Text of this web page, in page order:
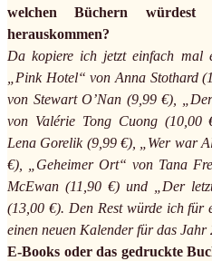
welchen Büchern würdest
herauskommen?
Da kopiere ich jetzt einfach mal
„Pink Hotel“ von Anna Stothard
von Stewart O’Nan (9,99 €),
von Valérie Tong Cuong (10,00
Lena Gorelik (9,99 €), „Wer war
€), „Geheimer Ort“ von Tana
McEwan (11,90 €) und „Der
(13,00 €). Den Rest würde ich für
einen neuen Kalender für das Jahr
E-Books oder das gedruckte